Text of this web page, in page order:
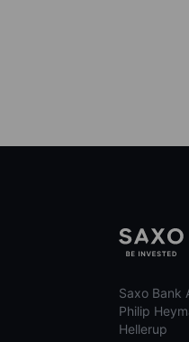
Saxo Bank
Philip
Hellerup